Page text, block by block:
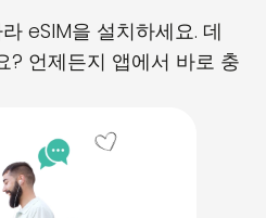
eSIM을 설치하세요. 데
? 언제든지 앱에서 바로 충